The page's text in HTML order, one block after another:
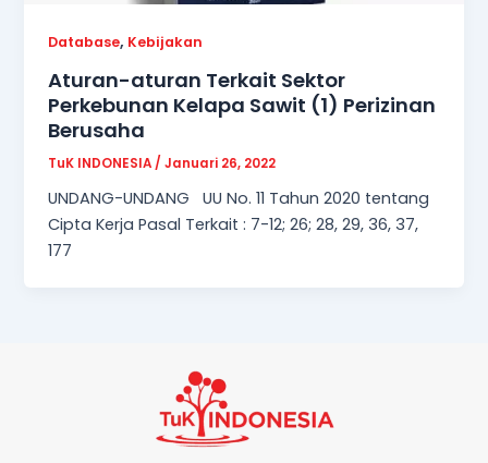
Database, Kebijakan
Aturan-aturan Terkait Sektor
Perkebunan Kelapa Sawit (1) Perizinan
Berusaha
TuK INDONESIA /Januari 26, 2022
UNDANG-UNDANG UU No. 11 Tahun 2020 tentang
Cipta Kerja Pasal Terkait : 7-12; 26; 28, 29, 36, 37,
177